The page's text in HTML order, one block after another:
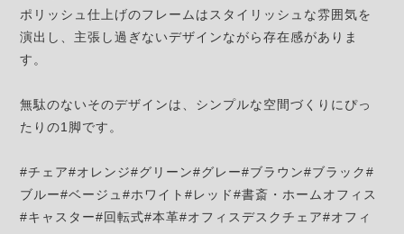
ポリッシュ仕上げのフレームはスタイリッシュな雰囲気を
演出し、主張し過ぎないデザインながら存在感がありま
す。
無駄のないそのデザインは、シンプルな空間づくりにぴっ
たりの1脚です。
#チェア#オレンジ#グリーン#グレー#ブラウン#ブラック#
ブルー#ベージュ#ホワイト#レッド#書斎・ホームオフィス
#キャスター#回転式#本革#オフィスデスクチェア#オフィ